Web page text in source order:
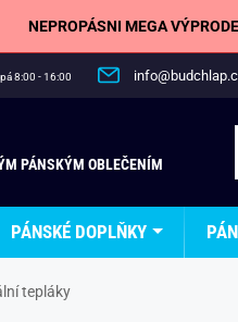
NEPROPÁSNI MEGA
8:00 - 16:00
PÁNSKÝM OBLEČENÍM
PÁNSKÉ DOPLŇKY
tepláky